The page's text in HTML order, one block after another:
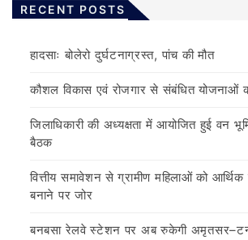
RECENT POSTS
हादसाः बोलेरो दुर्घटनाग्रस्त, पांच की मौत
कौशल विकास एवं रोजगार से संबंधित योजनाओं
जिलाधिकारी की अध्यक्षता में आयोजित हुई वन
बैठक
वित्तीय समावेशन से ग्रामीण महिलाओं को
बनाने पर जोर
बनबसा रेलवे स्टेशन पर अब रुकेगी